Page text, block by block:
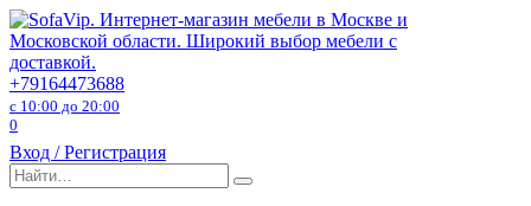
Перейти
к
содержанию
+79164473688
с 10:00 до 20:00
0
Вход / Регистрация
Search
for: